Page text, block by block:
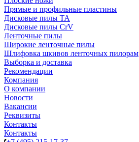
Прямые и профильные пластины
Дисковые пилы TA
Дисковые пилы CrV
Ленточные пилы
Широкие ленточные пилы
Шлифовка шкивов ленточных пилорам
Выборка и доставка
Рекомендации
Компания
О компании
Новости
Вакансии
Реквизиты
Контакты
Контакты